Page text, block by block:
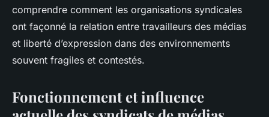
comprendre comment les organisations syndicales
ont façonné la relation entre travailleurs des médias
et liberté d’expression dans des environnements
souvent fragiles et contestés.
Fonctionnement et influence